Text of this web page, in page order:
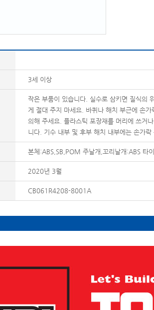
3세 이상
작은 부품이 있습니다. 실수로 삼키면 질식의
게 절대 주지 마세요. 바퀴나 해치 부근에 손
의해 주세요. 플라스틱 포장재를 머리에 쓰거
니다. 기수 내부 및 후부 해치 내부에는 손가
본체:ABS,SB,POM 주날개,꼬리날개:ABS 타
2020년 3월
CB061R4208-8001A